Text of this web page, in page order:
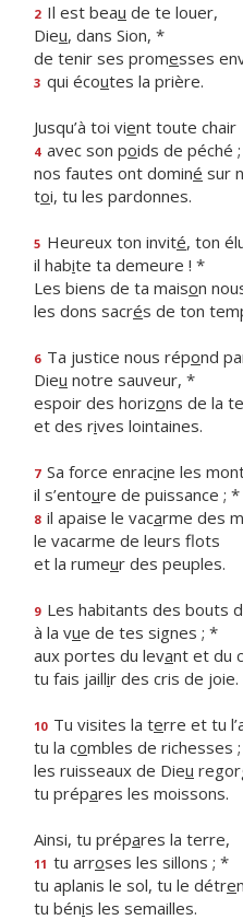
2 Il est beau de te louer,
Dieu, dans Sion, *
de tenir ses promesses
3 qui écoutes la prière.
Jusqu’à toi vient toute chair
4 avec son poids de péché
nos fautes ont dominé sur
toi, tu les pardonnes.
5 Heureux ton invité, ton
il habite ta demeure ! *
Les biens de ta maison
les dons sacrés de ton
6 Ta justice nous répond
Dieu notre sauveur, *
espoir des horizons de la
et des rives lointaines.
7 Sa force enracine les
il s’entoure de puissance ; *
8 il apaise le vacarme des
le vacarme de leurs flots
et la rumeur des peuples.
9 Les habitants des bouts
à la vue de tes signes ; *
aux portes du levant et du
tu fais jaillir des cris de joie.
10 Tu visites la terre et tu
tu la combles de richesses
les ruisseaux de Dieu
tu prépares les moissons.
Ainsi, tu prépares la terre,
11 tu arroses les sillons ; *
tu aplanis le sol, tu le détre
tu bénis les semailles.